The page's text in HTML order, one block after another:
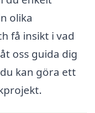
olika
få insikt i vad
oss guida dig
kan göra ett